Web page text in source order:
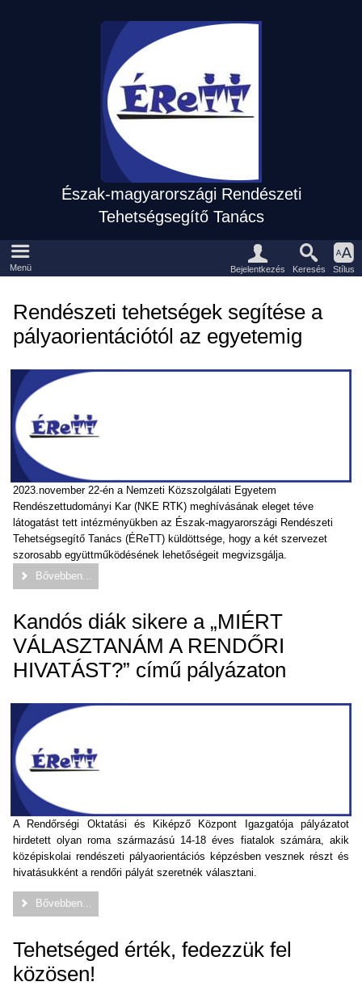
Észak-magyarországi Rendészeti
Tehetségsegítő Tanács
Fõmenü
Menü
Eszközpanel
Bejelentkezés Keresés Stílus
Rendészeti tehetségek segítése a
pályaorientációtól az egyetemig
2023.november 22-én a Nemzeti Közszolgálati Egyetem
Rendészettudományi Kar (NKE RTK) meghívásának eleget téve
látogatást tett intézményükben az Észak-magyarországi Rendészeti
Tehetségsegítő Tanács (ÉReTT) küldöttsége, hogy a két szervezet
szorosabb együttműködésének lehetőségeit megvizsgálja.
Bővebben...
Kandós diák sikere a „MIÉRT
VÁLASZTANÁM A RENDŐRI
HIVATÁST?” című pályázaton
A Rendőrségi Oktatási és Kiképző Központ Igazgatója pályázatot
hirdetett olyan roma származású 14-18 éves fiatalok számára, akik
középiskolai rendészeti pályaorientációs képzésben vesznek részt és
hivatásukként a rendőri pályát szeretnék választani.
Bővebben...
Tehetséged érték, fedezzük fel
közösen!